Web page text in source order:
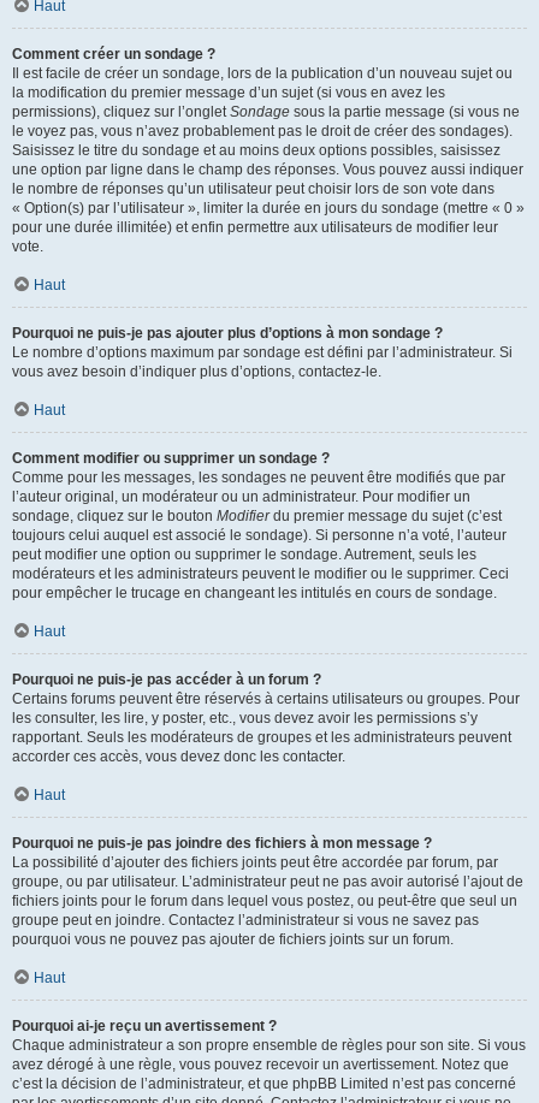
Haut
Comment créer un sondage ?
Il est facile de créer un sondage, lors de la publication d’un nouveau sujet ou
la modification du premier message d’un sujet (si vous en avez les
permissions), cliquez sur l’ongletSondage sous la partie message (si vous ne
le voyez pas, vous n’avez probablement pas le droit de créer des sondages).
Saisissez le titre du sondage et au moins deux options possibles, saisissez
une option par ligne dans le champ des réponses. Vous pouvez aussi indiquer
le nombre de réponses qu’un utilisateur peut choisir lors de son vote dans
« Option(s) par l’utilisateur », limiter la durée en jours du sondage (mettre « 0 »
pour une durée illimitée) et enfin permettre aux utilisateurs de modifier leur
vote.
Haut
Pourquoi ne puis-je pas ajouter plus d’options à mon sondage ?
Le nombre d’options maximum par sondage est défini par l’administrateur. Si
vous avez besoin d’indiquer plus d’options, contactez-le.
Haut
Comment modifier ou supprimer un sondage ?
Comme pour les messages, les sondages ne peuvent être modifiés que par
l’auteur original, un modérateur ou un administrateur. Pour modifier un
sondage, cliquez sur le bouton Modifierdu premier message du sujet (c’est
toujours celui auquel est associé le sondage). Si personne n’a voté, l’auteur
peut modifier une option ou supprimer le sondage. Autrement, seuls les
modérateurs et les administrateurs peuvent le modifier ou le supprimer. Ceci
pour empêcher le trucage en changeant les intitulés en cours de sondage.
Haut
Pourquoi ne puis-je pas accéder à un forum ?
Certains forums peuvent être réservés à certains utilisateurs ou groupes. Pour
les consulter, les lire, y poster, etc., vous devez avoir les permissions s’y
rapportant. Seuls les modérateurs de groupes et les administrateurs peuvent
accorder ces accès, vous devez donc les contacter.
Haut
Pourquoi ne puis-je pas joindre des fichiers à mon message ?
La possibilité d’ajouter des fichiers joints peut être accordée par forum, par
groupe, ou par utilisateur. L’administrateur peut ne pas avoir autorisé l’ajout de
fichiers joints pour le forum dans lequel vous postez, ou peut-être que seul un
groupe peut en joindre. Contactez l’administrateur si vous ne savez pas
pourquoi vous ne pouvez pas ajouter de fichiers joints sur un forum.
Haut
Pourquoi ai-je reçu un avertissement ?
Chaque administrateur a son propre ensemble de règles pour son site. Si vous
avez dérogé à une règle, vous pouvez recevoir un avertissement. Notez que
c’est la décision de l’administrateur, et que phpBB Limited n’est pas concerné